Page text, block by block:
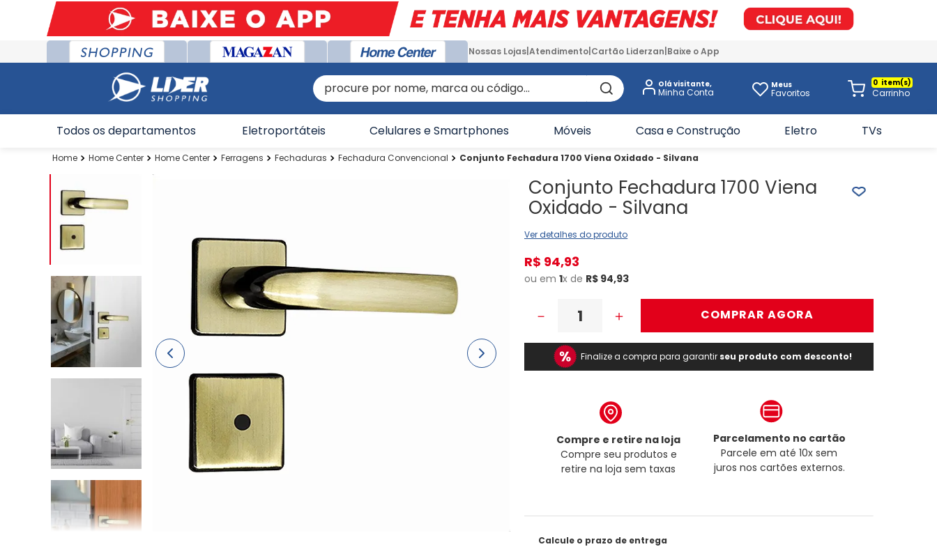
Nossas Lojas Atendimento Cartão Liderzan Baixe o App
procure por nome, marca ou código... Olá visitante, Meus
Favoritos
0
Todos os departamentos Eletroportáteis Celulares e Smartphones Móveis Casa e Construção Eletro TVs
Home Center Home Center Ferragens Fechaduras Fechadura Convencional Conjunto Fechadura 1700 Viena Oxidado - Silvana
Conjunto Fechadura 1700 Viena
Oxidado - Silvana
Ver detalhes do produto
R$ 94,93
ou em1x de R$ 94,93
＋
－ COMPRAR AGORA
Finalize a compra para garantir seu produto com desconto!
Compre e retire na loja
Compre seu produtos e
retire na loja sem taxas
Parcelamento no cartão
Parcele em até 10x sem
juros nos cartões externos.